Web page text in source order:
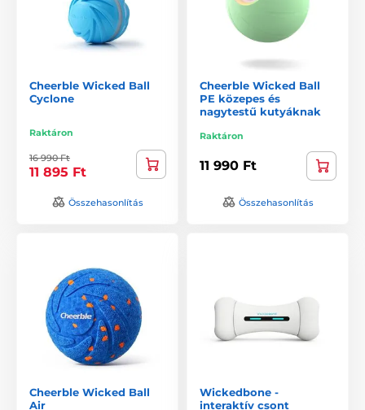
Cheerble Wicked Ball
Cyclone
Raktáron
16 990 Ft
11 895 Ft
Összehasonlítás
Cheerble Wicked Ball
PE közepes és
nagytestű kutyáknak
Raktáron
11 990 Ft
Összehasonlítás
Cheerble Wicked Ball
Air
Wickedbone -
interaktív csont